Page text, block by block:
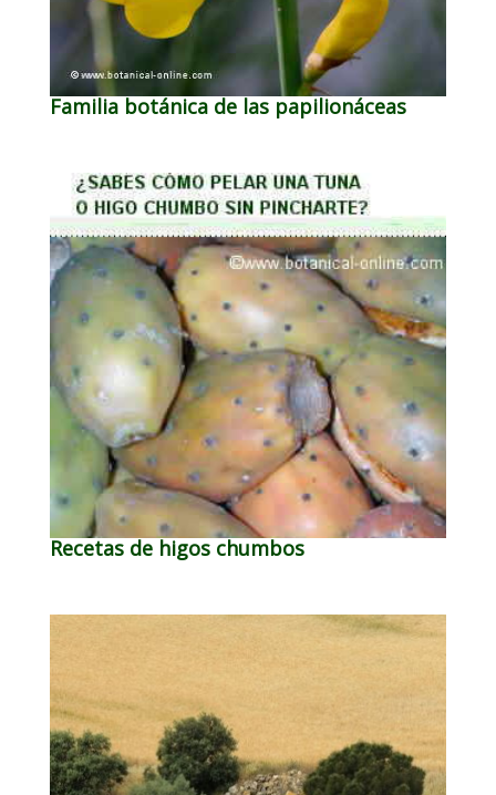
Familia botánica de las papilionáceas
Recetas de higos chumbos